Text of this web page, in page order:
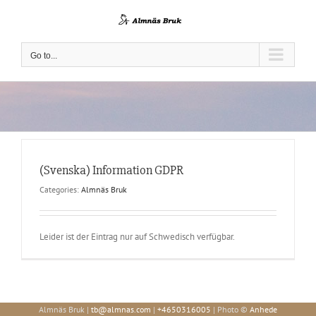
Go to...
(Svenska) Information GDPR
Categories: Almnäs Bruk
Leider ist der Eintrag nur auf Schwedisch verfügbar.
Almnäs Bruk | tb@almnas.com | +4650316005 | Photo © Anhede